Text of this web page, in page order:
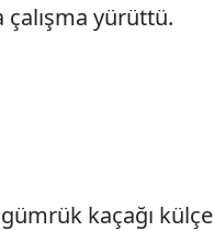
çalışma yürüttü.
kaçağı külçe